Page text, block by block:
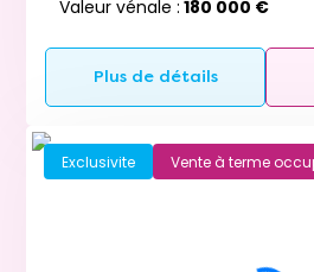
Valeur vénale : 180 000 €
Plus de détails
Exclusivite Vente à terme